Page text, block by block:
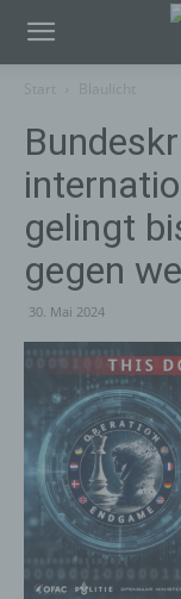
gelingt
gegen
30. Mai 2024